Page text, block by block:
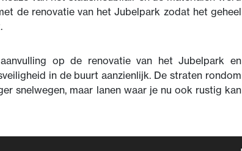
de renovatie van het Jubelpark zodat het geheel
op de renovatie van het Jubelpark en
in de buurt aanzienlijk. De straten rondom
snelwegen, maar lanen waar je nu ook rustig kan